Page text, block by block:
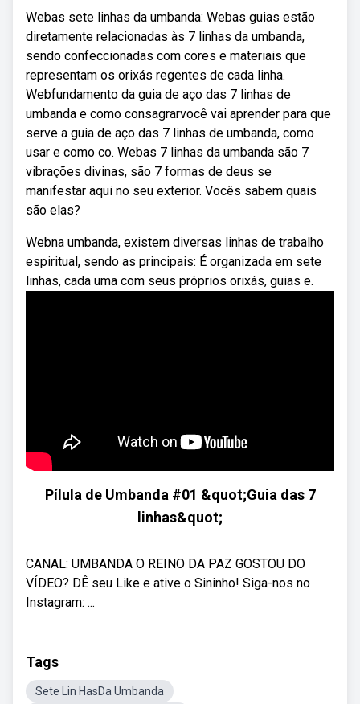
Webas sete linhas da umbanda: Webas guias estão
diretamente relacionadas às 7 linhas da umbanda,
sendo confeccionadas com cores e materiais que
representam os orixás regentes de cada linha.
Webfundamento da guia de aço das 7 linhas de
umbanda e como consagrarvocê vai aprender para que
serve a guia de aço das 7 linhas de umbanda, como
usar e como co. Webas 7 linhas da umbanda são 7
vibrações divinas, são 7 formas de deus se
manifestar aqui no seu exterior. Vocês sabem quais
são elas?
Webna umbanda, existem diversas linhas de trabalho
espiritual, sendo as principais: É organizada em sete
linhas, cada uma com seus próprios orixás, guias e.
Pílula de Umbanda #01 &quot;Guia das 7
linhas&quot;
CANAL: UMBANDA O REINO DA PAZ GOSTOU DO
VÍDEO? DÊ seu Like e ative o Sininho! Siga-nos no
Instagram: ...
Tags
Sete Lin HasDa Umbanda